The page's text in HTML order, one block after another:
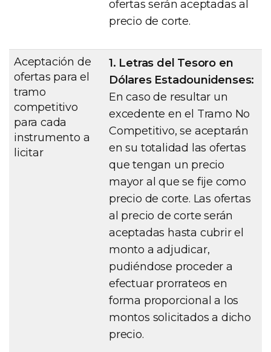
ofertas serán aceptadas al
precio de corte.
Aceptación de
ofertas para el
tramo
competitivo
para cada
instrumento a
licitar
1. Letras del Tesoro en
Dólares Estadounidenses:
En caso de resultar un
excedente en el Tramo No
Competitivo, se aceptarán
en su totalidad las ofertas
que tengan un precio
mayor al que se fije como
precio de corte. Las ofertas
al precio de corte serán
aceptadas hasta cubrir el
monto a adjudicar,
pudiéndose proceder a
efectuar prorrateos en
forma proporcional a los
montos solicitados a dicho
precio.